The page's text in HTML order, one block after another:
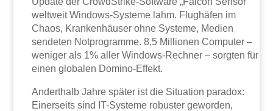
weltweit Windows-Systeme lahm. Flughäfen im
Chaos, Krankenhäuser ohne Systeme, Medien
sendeten Notprogramme. 8,5 Millionen Computer –
weniger als 1% aller Windows-Rechner – sorgten für
einen globalen Domino-Effekt.
Anderthalb Jahre später ist die Situation paradox:
Einerseits sind IT-Systeme robuster geworden,